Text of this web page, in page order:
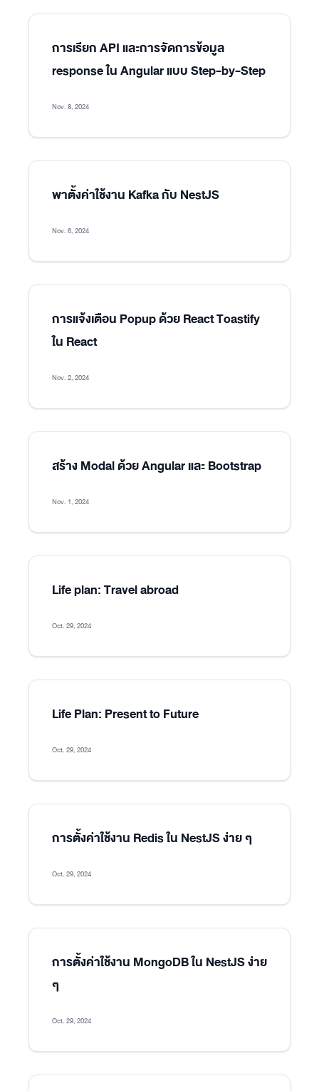
การเรียก API และการจัดการข้อมูล
response ใน Angular แบบ Step-by-Step
Nov. 8, 2024
พาตั้งค่าใช้งาน Kafka กับ NestJS
Nov. 6, 2024
การแจ้งเตือน Popup ด้วย React Toastify
ใน React
Nov. 2, 2024
สร้าง Modal ด้วย Angular และ Bootstrap
Nov. 1, 2024
Life plan: Travel abroad
Oct. 29, 2024
Life Plan: Present to Future
Oct. 29, 2024
การตั้งค่าใช้งาน Redis ใน NestJS ง่าย ๆ
Oct. 29, 2024
การตั้งค่าใช้งาน MongoDB ใน NestJS ง่าย
ๆ
Oct. 29, 2024